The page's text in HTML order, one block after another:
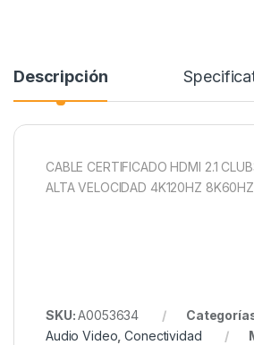
Descripción
CABLE CERTIFICADO HDMI 2.1
ALTA VELOCIDAD 4K120HZ
SKU:A0053634
Audio Video ,Conectividad